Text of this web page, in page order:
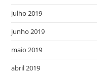
julho 2019
junho 2019
maio 2019
abril 2019